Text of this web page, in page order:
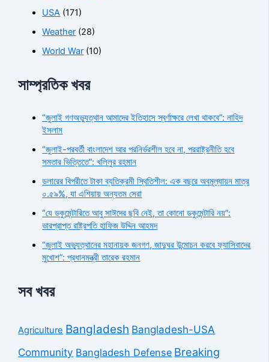
USA (171)
Weather (28)
World War (10)
সাম্প্রতিক খবর
“জুলাই গণঅভ্যুত্থান আমাদের ইতিহাসে স্বর্ণাক্ষরে লেখা থাকবে”: নাহিদ
ইসলাম
“জুলাই-পরবর্তী বাংলাদেশ আর পরনির্ভরশীল হবে না, পররাষ্ট্রনীতি হবে
সমতার ভিত্তিতে”: খলিলুর রহমান
ডলারের বিপরীতে টাকা ব্যতিক্রমী স্থিতিশীল: এক বছরে অবমূল্যায়ন মাত্র
০.৫৯%, যা এশিয়ায় অন্যতম সেরা
“যে ডকুমেন্টারিতে আবু সাঈদের ছবি নেই, তা কোনো ডকুমেন্টারি নয়”:
ভারপ্রাপ্ত রাষ্ট্রপতি হাফিজ উদ্দিন আহমদ
“জুলাই অভ্যুত্থানের মহানায়ক জনগণ, জাদুঘর উন্মোচন করবে ফ্যাসিবাদের
মুখোশ”: প্রধানমন্ত্রী তারেক রহমান
সব খবর
Agriculture Bangladesh Bangladesh-USA
Community Bangladesh Defense Breaking